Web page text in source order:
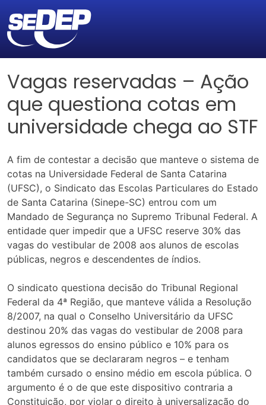
Vagas reservadas – Ação
que questiona cotas em
universidade chega ao STF
A fim de contestar a decisão que manteve o sistema de
cotas na Universidade Federal de Santa Catarina
(UFSC), o Sindicato das Escolas Particulares do Estado
de Santa Catarina (Sinepe-SC) entrou com um
Mandado de Segurança no Supremo Tribunal Federal. A
entidade quer impedir que a UFSC reserve 30% das
vagas do vestibular de 2008 aos alunos de escolas
públicas, negros e descendentes de índios.
O sindicato questiona decisão do Tribunal Regional
Federal da 4ª Região, que manteve válida a Resolução
8/2007, na qual o Conselho Universitário da UFSC
destinou 20% das vagas do vestibular de 2008 para
alunos egressos do ensino público e 10% para os
candidatos que se declararam negros – e tenham
também cursado o ensino médio em escola pública. O
argumento é o de que este dispositivo contraria a
Constituição, por violar o direito à universalização do